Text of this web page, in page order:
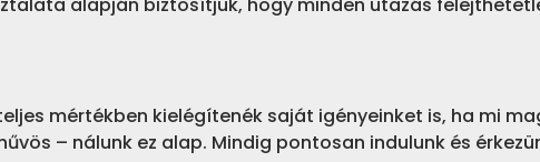
alapján biztosítjuk, hogy minden utazás
mértékben kielégítenék saját igényeinket is, ha mi
– nálunk ez alap. Mindig pontosan indulunk és